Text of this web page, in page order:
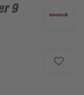
9